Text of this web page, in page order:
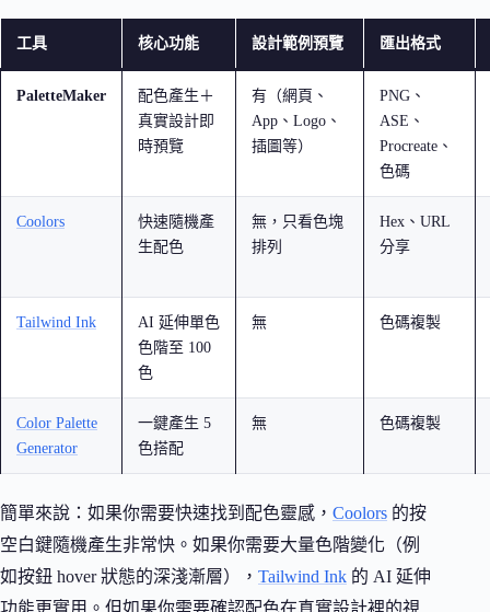
工具 核心功能 設計範例預覽 匯出格式
PaletteMaker
配色產生＋
真實設計即
時預覽
有（網頁、
App、Logo、
插圖等）
PNG、
ASE、
Procreate、
色碼
Coolors
快速隨機產
生配色
無，只看色塊
排列
Hex、URL
分享
Tailwind Ink
AI 延伸單色
色階至 100
色
無 色碼複製
Color Palette
Generator
一鍵產生 5
色搭配
無 色碼複製
簡單來說：如果你需要快速找到配色靈感， Coolors 的按
空白鍵隨機產生非常快。如果你需要大量色階變化（例
如按鈕 hover 狀態的深淺漸層）， Tailwind Ink 的 AI 延伸